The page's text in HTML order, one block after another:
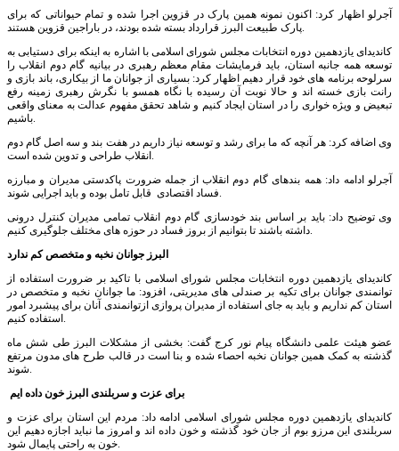
آجرلو اظهار کرد: اکنون نمونه همین پارک در قزوین اجرا شده و تمام حیواناتی که برای
پارک طبیعت البرز قرارداد بسته شده بودند، در باراجین قزوین هستند.
کاندیدای یازدهمین دوره انتخابات مجلس شورای اسلامی با اشاره به اینکه برای دستیابی به
توسعه همه جانبه استان، باید فرمایشات مقام معظم رهبری در بیانیه گام دوم انقلاب را
سرلوحه برنامه های خود قرار دهیم اظهار کرد: بسیاری از جوانان ما از بیکاری، باند بازی و
رانت بازی خسته اند و حالا نوبت آن رسیده با نگاه همسو با نگرش رهبری زمینه رفع
تبعیض و ویژه خواری را در استان ایجاد کنیم و شاهد تحقق مفهوم عدالت به معنای واقعی
باشیم.
وی اضافه کرد: هر آنچه که ما برای رشد و توسعه نیاز داریم در هفت بند و سه اصل گام دوم
انقلاب طراحی و تدوین شده است.
آجرلو ادامه داد: همه بندهای گام دوم انقلاب از جمله ضرورت پاکدستی مدیران و مبارزه
فساد اقتصادی قابل تامل بوده و باید اجرایی شوند.
وی توضیح داد: باید بر اساس بند خودسازی گام دوم انقلاب تمامی مدیران کنترل درونی
داشته باشند تا بتوانیم از بروز فساد در حوزه های مختلف جلوگیری کنیم.
البرز جوانان نخبه و متخصص کم ندارد
کاندیدای یازدهمین دوره انتخابات مجلس شورای اسلامی با تاکید بر ضرورت استفاده از
توانمندی جوانان برای تکیه بر صندلی های مدیریتی، افزود: ما جوانان نخبه و متخصص در
استان کم نداریم و باید به جای استفاده از مدیران پروازی ازتوانمندی آنان برای پیشبرد امور
استفاده کنیم.
عضو هیئت علمی دانشگاه پیام نور کرج گفت: بخشی از مشکلات البرز طی شش ماه
گذشته به کمک همین جوانان نخبه احصاء شده و بنا است در قالب طرح های مدون مرتفع
شوند.
برای عزت و سربلندی البرز خون داده ایم
کاندیدای یازدهمین دوره مجلس شورای اسلامی ادامه داد: مردم این استان برای عزت و
سربلندی این مرزو بوم از جان خود گذشته و خون داده اند و امروز ما نباید اجازه دهیم این
خون به راحتی پایمال شود.